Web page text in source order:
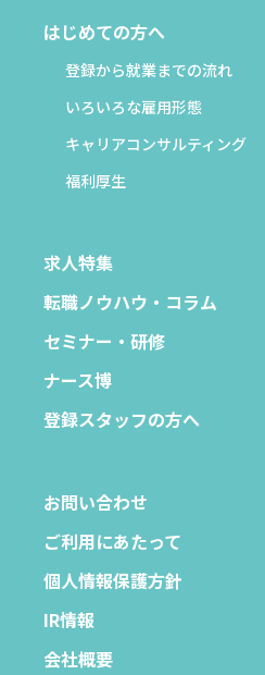
はじめての方へ
登録から就業までの流れ
いろいろな雇用形態
キャリアコンサルティング
福利厚生
求人特集
転職ノウハウ・コラム
セミナー・研修
ナース博
登録スタッフの方へ
お問い合わせ
ご利用にあたって
個人情報保護方針
IR情報
会社概要